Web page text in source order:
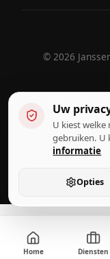
Home Diensten
© 2026
Uw
U kiest welke
gebruiken. U
informatie
Opties